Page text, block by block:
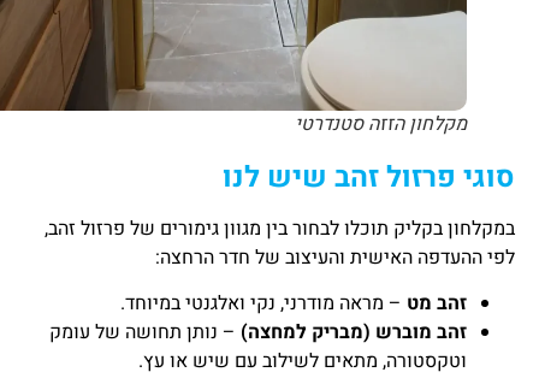
מקלחון הזזה סטנדרטי
סוגי פרזול זהב שיש לנו
במקלחון בקליק תוכלו לבחור בין מגוון גימורים של פרזול זהב,
לפי ההעדפה האישית והעיצוב של חדר הרחצה:
זהב מט – מראה מודרני, נקי ואלגנטי במיוחד.
זהב מוברש (מבריק למחצה)– נותן תחושה של עומק
וטקסטורה, מתאים לשילוב עם שיש או עץ.